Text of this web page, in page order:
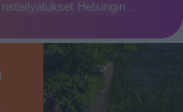
risteilyalukset Helsingin…